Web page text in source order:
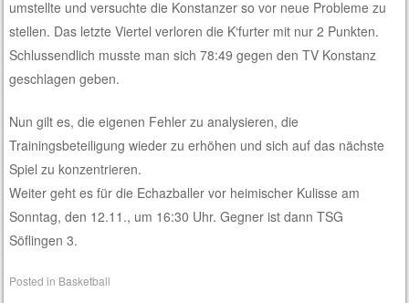
umstellte und versuchte die Konstanzer so vor neue Probleme zu
stellen. Das letzte Viertel verloren die K‘furter mit nur 2 Punkten.
Schlussendlich musste man sich 78:49 gegen den TV Konstanz
geschlagen geben.
Nun gilt es, die eigenen Fehler zu analysieren, die
Trainingsbeteiligung wieder zu erhöhen und sich auf das nächste
Spiel zu konzentrieren.
Weiter geht es für die Echazballer vor heimischer Kulisse am
Sonntag, den 12.11., um 16:30 Uhr. Gegner ist dann TSG
Söflingen 3.
Posted in Basketball